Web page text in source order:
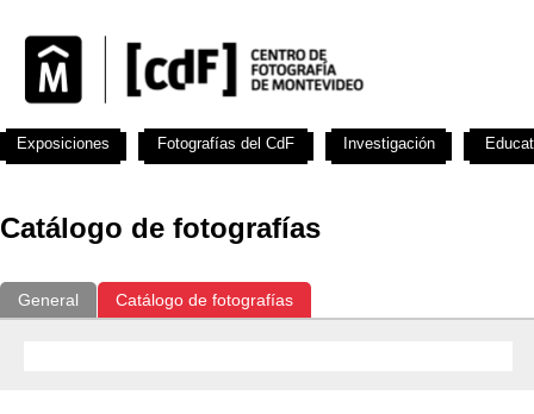
Catálogo de fotografías
General Catálogo de fotografías
Exposiciones Fotografías del CdF Investigación